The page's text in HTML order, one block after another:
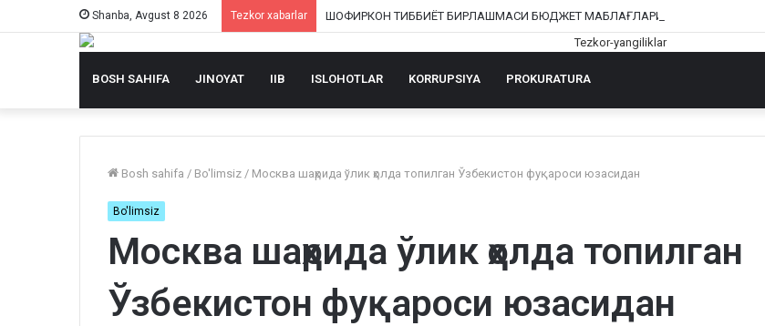
Shanba, Avgust 8 2026 Tezkor xabarlar
BOSH SAHIFA JINOYAT IIB ISLOHOTLAR KORRUPSIYA PROKURATURA
Bosh sahifa / Bo'limsiz / Москва шаҳрида ўлик ҳолда топилган Ўзбекистон фуқароси юзасидан
Bo'limsiz
Москва шаҳрида ўлик ҳолда топилган
Ўзбекистон фуқароси юзасидан